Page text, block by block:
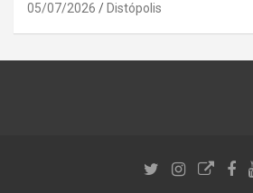
05/07/2026 Distópolis